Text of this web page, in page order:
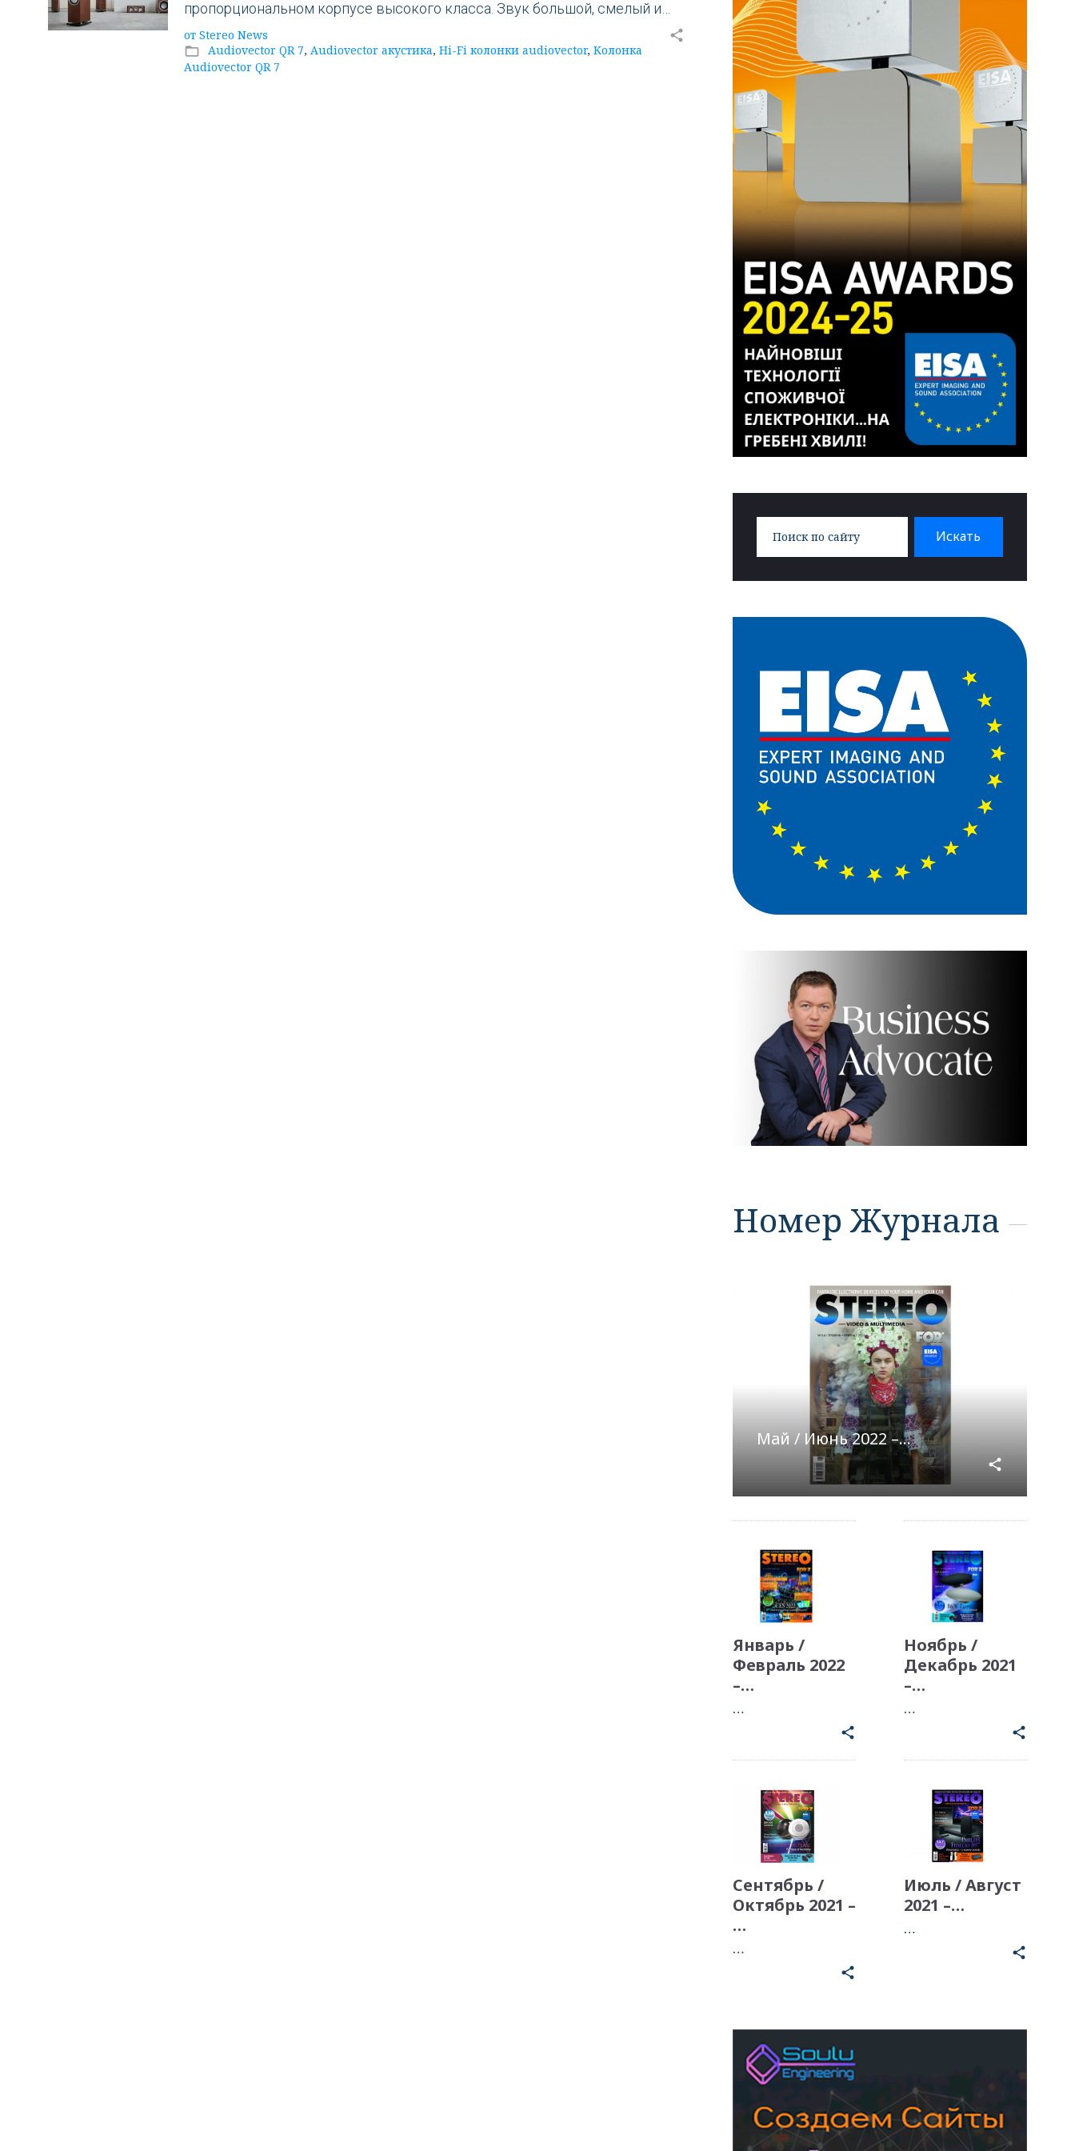
QR
пропорциональном корпусе высокого класса. Звук большой, смелый и…
от Stereo News
folder_open Audiovector QR 7, Audiovector акустика, Hi-Fi колонки audiovector, Колонка
Audiovector QR 7
share
Искать
Номер Журнала
Май / Июнь 2022 –…
share
Январь /
Февраль 2022
–…
…
share
Ноябрь /
Декабрь 2021
–…
…
share
Сентябрь /
Октябрь 2021 –
…
…
share
Июль / Август
2021 –…
…
share